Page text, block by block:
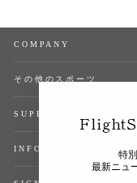
特
最新ニュ
COMPANY
その他のスポーツ
SUPPORT
INFORMATION